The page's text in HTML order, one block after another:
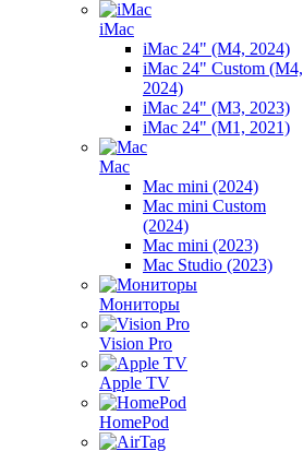
iMac
iMac 24" (M4, 2024)
iMac 24" Custom (M4,
2024)
iMac 24" (M3, 2023)
iMac 24" (M1, 2021)
Mac
Mac mini (2024)
Mac mini Custom
(2024)
Mac mini (2023)
Mac Studio (2023)
Мониторы
Vision Pro
Apple TV
HomePod